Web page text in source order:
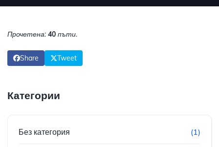
Прочетена: 40 пъти.
Share Tweet
Категории
Без категория (1)